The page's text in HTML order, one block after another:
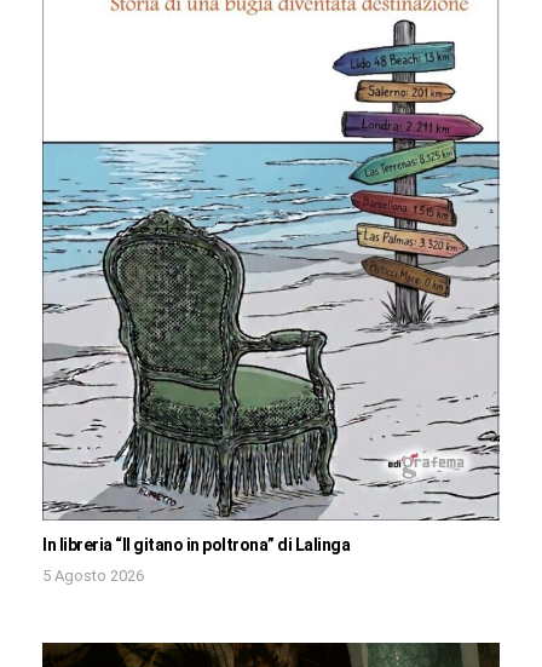
In libreria “Il gitano in poltrona” di Lalinga
5 Agosto 2026